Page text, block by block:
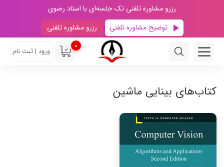
رزرو مشاوره تلفنی تک جلسه‌ای با استاد رضوی
توضیح مشاوره تلفنی
رزرو مشاوره تلفنی
0
ورود | ثبت نام
کتاب‌های بینایی ماشین